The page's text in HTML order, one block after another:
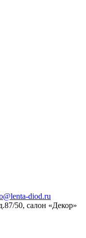
diod.ru
50, салон «Декор»